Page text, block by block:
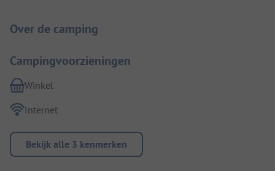
Over de camping
Campingvoorzieningen
Winkel
Internet
Bekijk alle 3 kenmerken